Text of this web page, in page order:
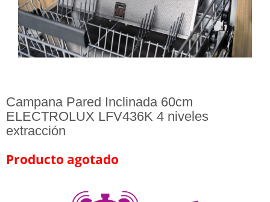
Campana Pared Inclinada 60cm
ELECTROLUX LFV436K 4 niveles
extracción
Producto agotado